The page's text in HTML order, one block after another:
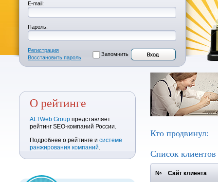
E-mail:
Пароль:
Регистрация
Восстановить пароль
Запомнить
О рейтинге
ALTWeb Group представляет
рейтинг SEO-компаний России.
Подробнее о рейтинге и системе
ранжирования компаний.
Кто продвинул:
Список
№ Сайт клиента